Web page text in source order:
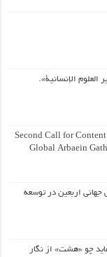
العلوم الإنسانية».
Second Call for
Global Arbaein
اربعین در توسعه
چو «هشت» از نگار